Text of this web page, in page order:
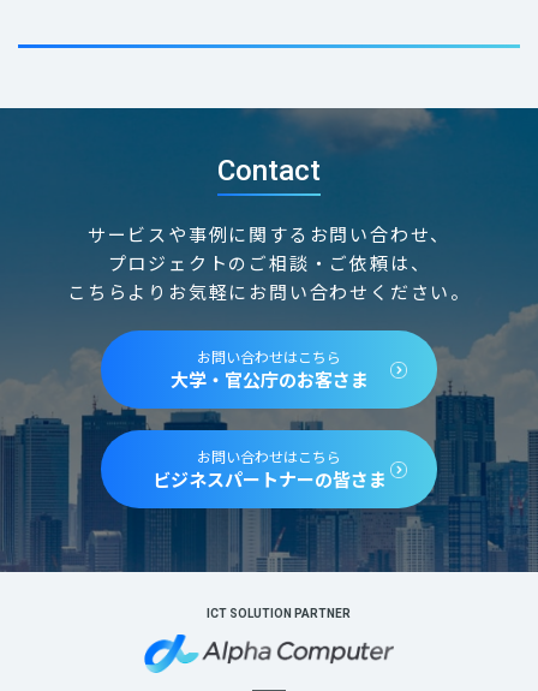
Contact
サービスや事例に関するお問い合わせ、
プロジェクトのご相談・ご依頼は、
こちらよりお気軽にお問い合わせください。
お問い合わせはこちら
大学・官公庁のお客さま
お問い合わせはこちら
ビジネスパートナーの皆さま
ICT SOLUTION PARTNER